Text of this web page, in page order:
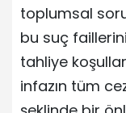
toplumsal
bu suç
tahliye
infazın tüm